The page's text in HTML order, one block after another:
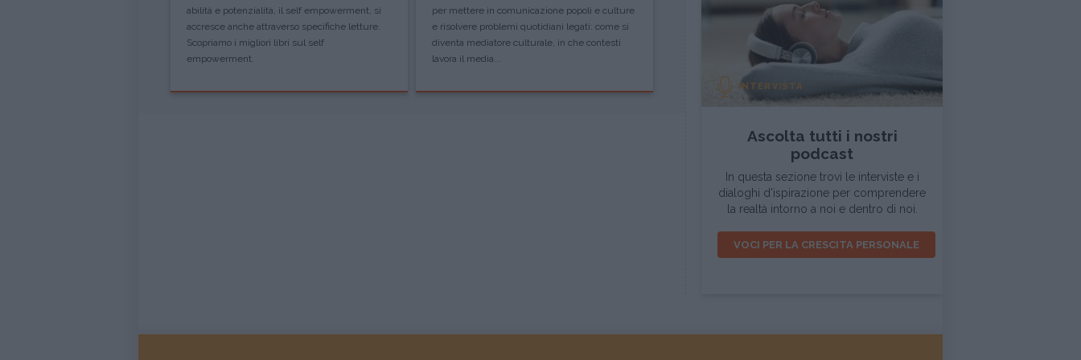
abilità e potenzialità, il self empowerment, si
accresce anche attraverso specifiche letture.
Scopriamo i migliori libri sul self
empowerment.
per mettere in comunicazione popoli e culture
e risolvere problemi quotidiani legati: come si
diventa mediatore culturale, in che contesti
lavora il media...
INTERVISTA
Ascolta tutti i nostri
podcast
In questa sezione trovi le interviste e i
dialoghi d'ispirazione per comprendere
la realtà intorno a noi e dentro di noi.
VOCI PER LA CRESCITA PERSONALE